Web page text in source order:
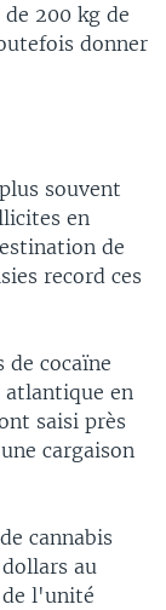
200 kg de
donner
souvent
en
de
record ces
de cocaïne
atlantique en
saisi près
cargaison
cannabis
au
l'unité